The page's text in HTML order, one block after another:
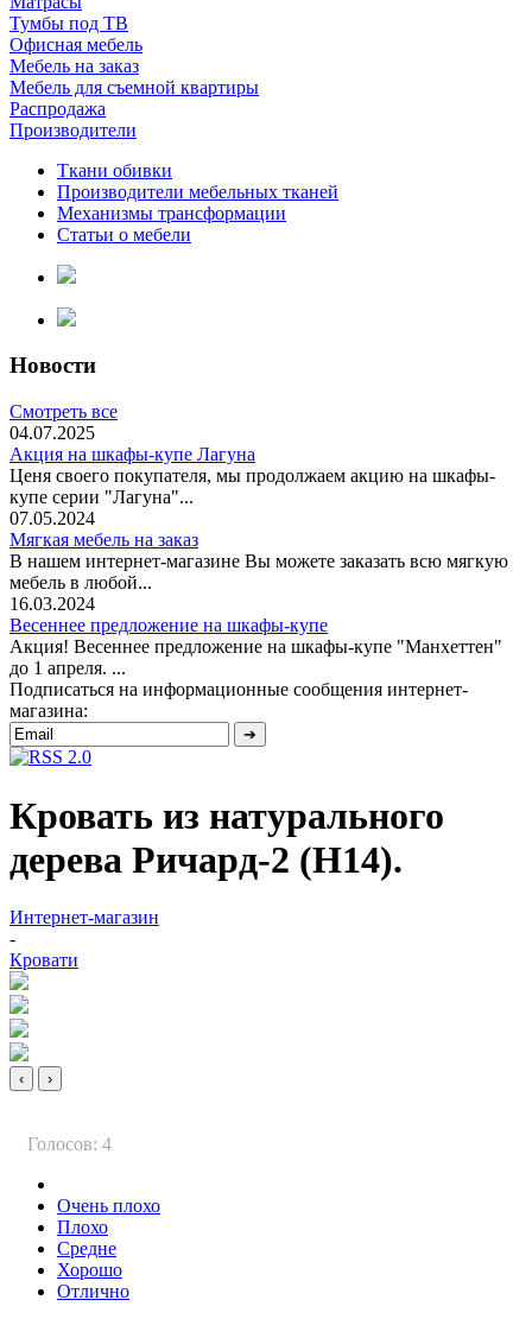
Тумбы под ТВ
Офисная мебель
Мебель на заказ
Мебель для съемной квартиры
Распродажа
Производители
Ткани обивки
Производители мебельных тканей
Механизмы трансформации
Статьи о мебели
Новости
Смотреть все
04.07.2025
Акция на шкафы-купе Лагуна
Ценя своего покупателя, мы продолжаем акцию на шкафы-
купе серии "Лагуна"...
07.05.2024
Мягкая мебель на заказ
В нашем интернет-магазине Вы можете заказать всю мягкую
мебель в любой...
16.03.2024
Весеннее предложение на шкафы-купе
Акция! Весеннее предложение на шкафы-купе "Манхеттен"
до 1 апреля. ...
Подписаться на информационные сообщения интернет-
магазина:
Кровать из натурального
дерева Ричард-2 (Н14).
Интернет-магазин
-
Кровати
‹ ›
Голосов: 4
Очень плохо
Плохо
Средне
Хорошо
Отлично